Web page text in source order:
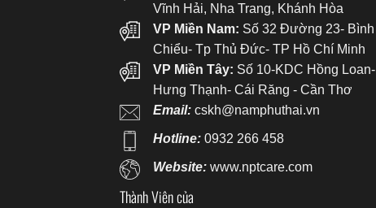
Vĩnh Hải, Nha Trang, Khánh Hòa
VP Miền Nam: Số 32 Đường 23- Bình
Chiểu- Tp Thủ Đức- TP Hồ Chí Minh
VP Miền Tây: Số 10-KDC Hồng Loan-
Hưng Thạnh- Cái Răng - Cần Thơ
Email: cskh@namphuthai.vn
Hotline: 0932 266 458
Website:www.nptcare.com
Thành Viên của